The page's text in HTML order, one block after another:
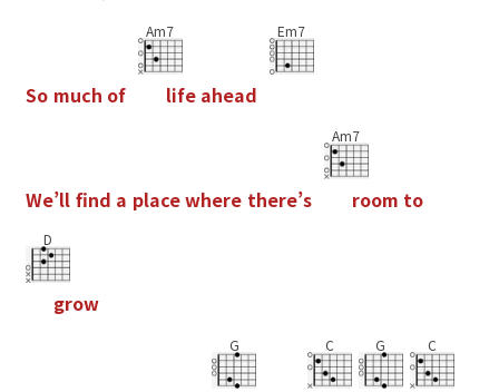
So much of
Am7
life ahead
Em7
We’ll fnd a placewhere there’s
Am7
room to
D
grow
G C G C